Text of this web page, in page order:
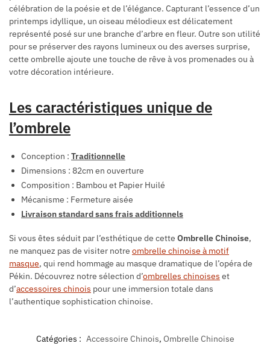
célébration de la poésie et de l’élégance. Capturant l’essence d’un
printemps idyllique, un oiseau mélodieux est délicatement
représenté posé sur une branche d’arbre en fleur. Outre son utilité
pour se préserver des rayons lumineux ou des averses surprise,
cette ombrelle ajoute une touche de rêve à vos promenades ou à
votre décoration intérieure.
Les caractéristiques unique de
l’ombrele
Conception : Traditionnelle
Dimensions : 82cm en ouverture
Composition : Bambou et Papier Huilé
Mécanisme : Fermeture aisée
Livraison standard sans frais additionnels
Si vous êtes séduit par l’esthétique de cette Ombrelle Chinoise,
ne manquez pas de visiter notre ombrelle chinoise à motif
masque, qui rend hommage au masque dramatique de l’opéra de
Pékin. Découvrez notre sélection d’ombrelles chinoises et
d’accessoires chinois pour une immersion totale dans
l’authentique sophistication chinoise.
Catégories : Accessoire Chinois, Ombrelle Chinoise